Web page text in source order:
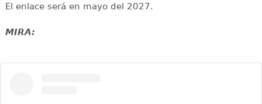
El enlace será en mayo del 2027.
MIRA: